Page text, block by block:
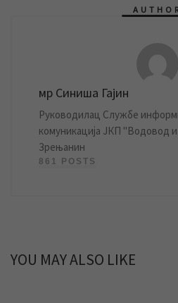
мр Синиша Гајин
Руководилац Службе
комуникација ЈКП "Водовод и
Зрењанин
861 POSTS
YOU MAY ALSO LIKE